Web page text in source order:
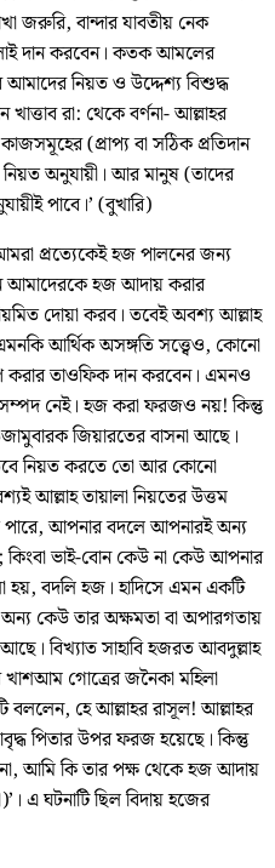
জরুরি, বান্দার যাবতীয় নেক
দান করবেন। কতক আমলের
আমাদের নিয়ত ও উদ্দেশ্য বিশুদ্ধ
রা: থেকে বর্ণনা- আল্লাহর
(প্রাপ্য বা সঠিক প্রতিদান
অনুযায়ী। আর মানুষ (তাদের
পাবে।’ (বুখারি)
প্রত্যেকেই হজ পালনের জন্য
আমাদেরকে হজ আদায় করার
দোয়া করব। তবেই অবশ্য আল্লাহ
আর্থিক অসঙ্গতি সত্ত্বেও, কোনো
তাওফিক দান করবেন। এমনও
সম্পদ নেই। হজ করা ফরজও নয়! কিন্তু
জিয়ারতের বাসনা আছে।
নিয়ত করতে তো আর কোনো
আল্লাহ তায়ালা নিয়তের উত্তম
আপনার বদলে আপনারই অন্য
কিংবা ভাই-বোন কেউ না কেউ আপনার
হয়, বদলি হজ। হাদিসে এমন একটি
কেউ তার অক্ষমতা বা অপারগতায়
বিখ্যাত সাহাবি হজরত আবদুল্লাহ
খাশআম গোত্রের জনৈকা মহিলা
বললেন, হে আল্লাহর রাসূল! আল্লাহর
পিতার উপর ফরজ হয়েছে। কিন্তু
না, আমি কি তার পক্ষ থেকে হজ আদায়
এ ঘটনাটি ছিল বিদায় হজের